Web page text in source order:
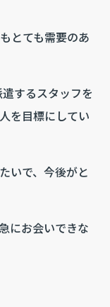
とても需要のあ
するスタッフを
を目標にしてい
いで、今後がと
にお会いできな